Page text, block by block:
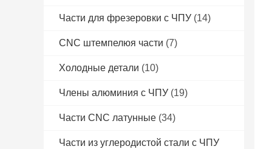
Части для фрезеровки с ЧПУ (14)
CNC штемпелюя части (7)
Холодные детали (10)
Члены алюминия с ЧПУ (19)
Части CNC латунные (34)
Части из углеродистой стали с ЧПУ